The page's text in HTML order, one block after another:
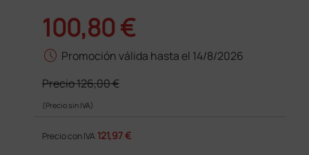
100,80 €
schedule Promoción válida hasta el 14/8/2026
Precio126,00 €
(Precio sin IVA)
Precio con IVA 121,97 €